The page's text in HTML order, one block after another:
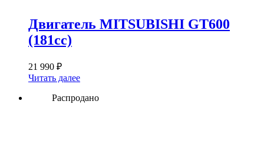
Двигатель MITSUBISHI GT600
(181сс)
21 990 ₽
Читать далее
Распродано